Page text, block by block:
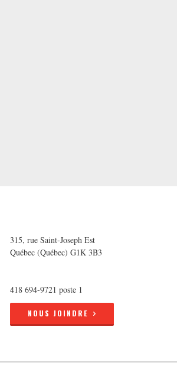
315, rue Saint-Joseph Est
Québec (Québec) G1K 3B3
418 694-9721 poste 1
NOUS JOINDRE